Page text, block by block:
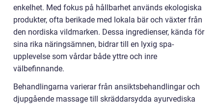
enkelhet. Med fokus på hållbarhet används ekologiska
produkter, ofta berikade med lokala bär och växter från
den nordiska vildmarken. Dessa ingredienser, kända för
sina rika näringsämnen, bidrar till en lyxig spa-
upplevelse som vårdar både yttre och inre
välbefinnande.
Behandlingarna varierar från ansiktsbehandlingar och
djupgående massage till skräddarsydda ayurvediska